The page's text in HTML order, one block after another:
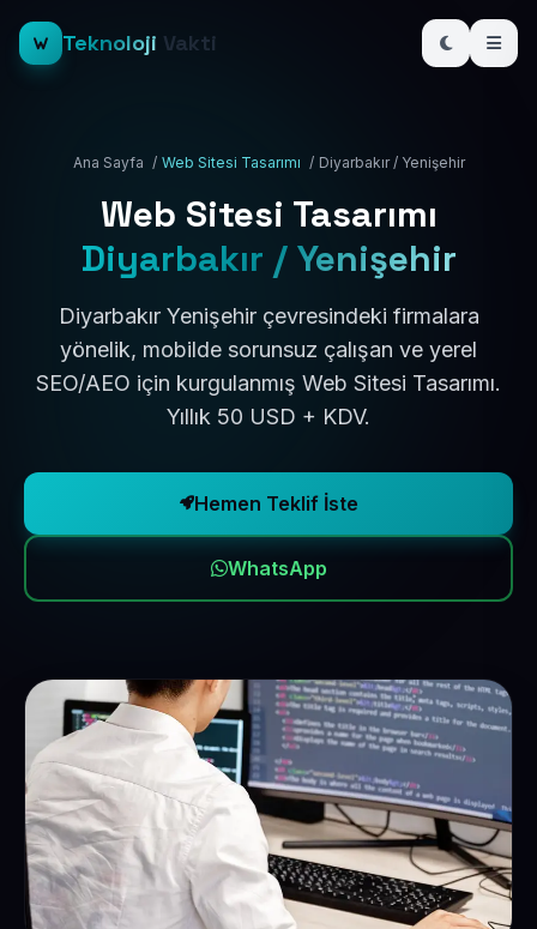
Teknoloji Vakti
Ana Sayfa / Web Sitesi Tasarımı / Diyarbakır / Yenişehir
Web Sitesi Tasarımı
Diyarbakır / Yenişehir
Diyarbakır Yenişehir çevresindeki firmalara
yönelik, mobilde sorunsuz çalışan ve yerel
SEO/AEO için kurgulanmış Web Sitesi Tasarımı.
Yıllık 50 USD + KDV.
Hemen Teklif İste
WhatsApp